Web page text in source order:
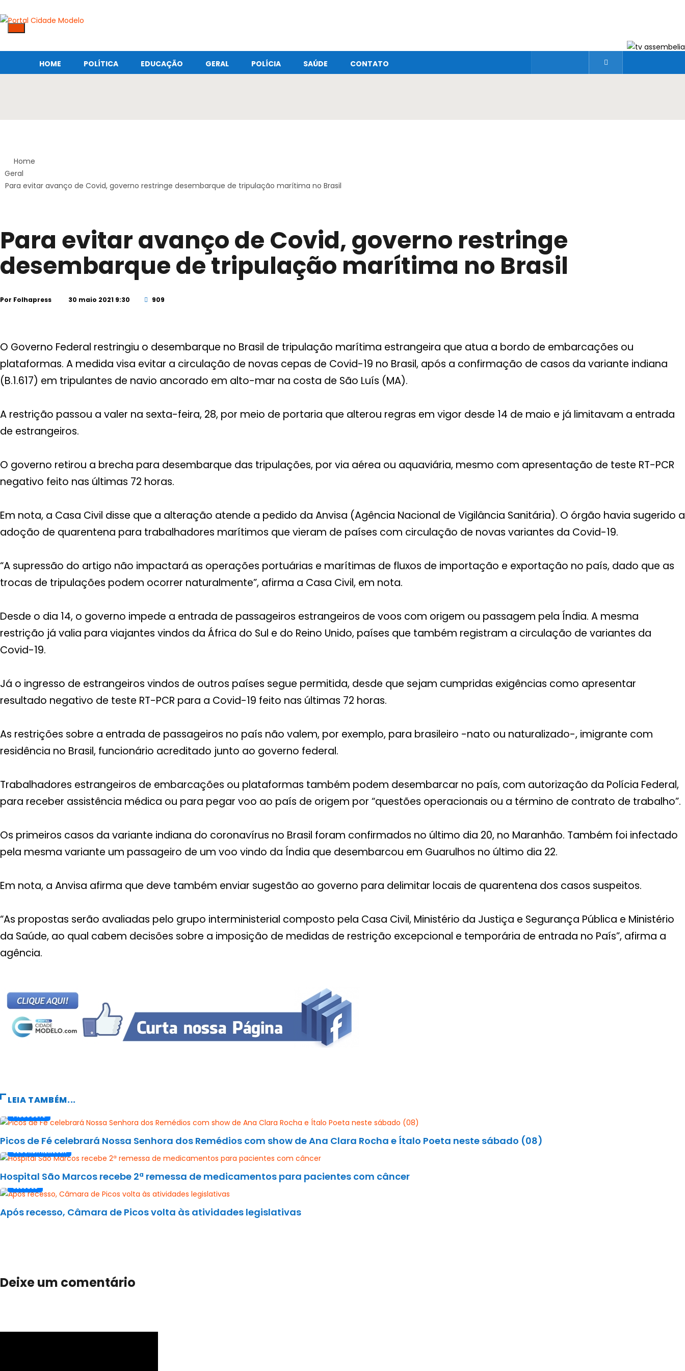
HOME POLÍTICA EDUCAÇÃO GERAL POLÍCIA SAÚDE CONTATO
Home
Geral
Para evitar avanço de Covid, governo restringe desembarque de tripulação marítima no Brasil
Para evitar avanço de Covid, governo restringe
desembarque de tripulação marítima no Brasil
Por Folhapress 30 maio 2021 9:30 909
O Governo Federal restringiu o desembarque no Brasil de tripulação marítima estrangeira que atua a bordo de embarcações ou
plataformas. A medida visa evitar a circulação de novas cepas de Covid-19 no Brasil, após a confirmação de casos da variante indiana
(B.1.617) em tripulantes de navio ancorado em alto-mar na costa de São Luís (MA).
A restrição passou a valer na sexta-feira, 28, por meio de portaria que alterou regras em vigor desde 14 de maio e já limitavam a entrada
de estrangeiros.
O governo retirou a brecha para desembarque das tripulações, por via aérea ou aquaviária, mesmo com apresentação de teste RT-PCR
negativo feito nas últimas 72 horas.
Em nota, a Casa Civil disse que a alteração atende a pedido da Anvisa (Agência Nacional de Vigilância Sanitária). O órgão havia sugerido a
adoção de quarentena para trabalhadores marítimos que vieram de países com circulação de novas variantes da Covid-19.
“A supressão do artigo não impactará as operações portuárias e marítimas de fluxos de importação e exportação no país, dado que as
trocas de tripulações podem ocorrer naturalmente”, afirma a Casa Civil, em nota.
Desde o dia 14, o governo impede a entrada de passageiros estrangeiros de voos com origem ou passagem pela Índia. A mesma
restrição já valia para viajantes vindos da África do Sul e do Reino Unido, países que também registram a circulação de variantes da
Covid-19.
Já o ingresso de estrangeiros vindos de outros países segue permitida, desde que sejam cumpridas exigências como apresentar
resultado negativo de teste RT-PCR para a Covid-19 feito nas últimas 72 horas.
As restrições sobre a entrada de passageiros no país não valem, por exemplo, para brasileiro -nato ou naturalizado-, imigrante com
residência no Brasil, funcionário acreditado junto ao governo federal.
Trabalhadores estrangeiros de embarcações ou plataformas também podem desembarcar no país, com autorização da Polícia Federal,
para receber assistência médica ou para pegar voo ao país de origem por “questões operacionais ou a término de contrato de trabalho”.
Os primeiros casos da variante indiana do coronavírus no Brasil foram confirmados no último dia 20, no Maranhão. Também foi infectado
pela mesma variante um passageiro de um voo vindo da Índia que desembarcou em Guarulhos no último dia 22.
Em nota, a Anvisa afirma que deve também enviar sugestão ao governo para delimitar locais de quarentena dos casos suspeitos.
“As propostas serão avaliadas pelo grupo interministerial composto pela Casa Civil, Ministério da Justiça e Segurança Pública e Ministério
da Saúde, ao qual cabem decisões sobre a imposição de medidas de restrição excepcional e temporária de entrada no País”, afirma a
agência.
LEIA TAMBÉM...
PICOS DE FÉ
Picos de Fé celebrará Nossa Senhora dos Remédios com show de Ana Clara Rocha e Ítalo Poeta neste sábado (08)
SEGUNDA REMESSA
Hospital São Marcos recebe 2ª remessa de medicamentos para pacientes com câncer
SESSÕES
Após recesso, Câmara de Picos volta às atividades legislativas
Deixe um comentário